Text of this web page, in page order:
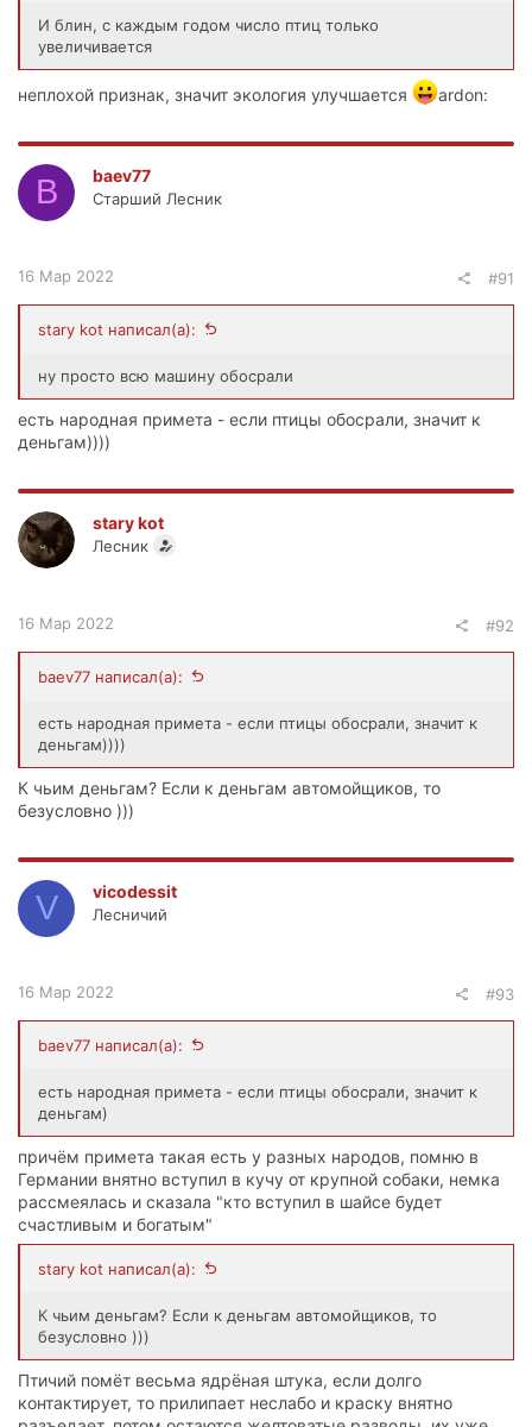
И блин, с каждым годом число птиц только
увеличивается
неплохой признак, значит экология улучшается ardon:
B baev77
Старший Лесник
16 Мар 2022 #91
stary kot написал(а):
ну просто всю машину обосрали
есть народная примета - если птицы обосрали, значит к
деньгам))))
stary kot
Лесник
16 Мар 2022 #92
baev77 написал(а):
есть народная примета - если птицы обосрали, значит к
деньгам))))
К чьим деньгам? Если к деньгам автомойщиков, то
безусловно )))
V vicodessit
Лесничий
16 Мар 2022 #93
baev77 написал(а):
есть народная примета - если птицы обосрали, значит к
деньгам)
причём примета такая есть у разных народов, помню в
Германии внятно вступил в кучу от крупной собаки, немка
рассмеялась и сказала "кто вступил в шайсе будет
счастливым и богатым"
stary kot написал(а):
К чьим деньгам? Если к деньгам автомойщиков, то
безусловно )))
Птичий помёт весьма ядрёная штука, если долго
контактирует, то прилипает неслабо и краску внятно